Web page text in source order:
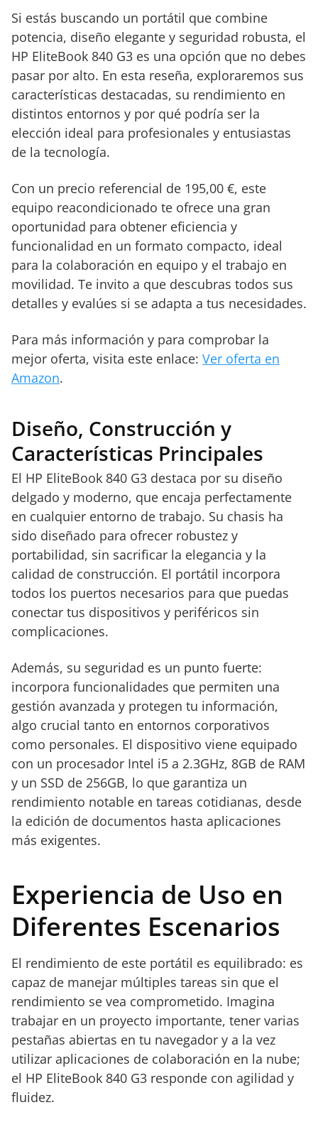
Si estás buscando un portátil que combine
potencia, diseño elegante y seguridad robusta, el
HP EliteBook 840 G3 es una opción que no debes
pasar por alto. En esta reseña, exploraremos sus
características destacadas, su rendimiento en
distintos entornos y por qué podría ser la
elección ideal para profesionales y entusiastas
de la tecnología.
Con un precio referencial de 195,00 €, este
equipo reacondicionado te ofrece una gran
oportunidad para obtener eficiencia y
funcionalidad en un formato compacto, ideal
para la colaboración en equipo y el trabajo en
movilidad. Te invito a que descubras todos sus
detalles y evalúes si se adapta a tus necesidades.
Para más información y para comprobar la
mejor oferta, visita este enlace: Ver oferta en
Amazon.
Diseño, Construcción y
Características Principales
El HP EliteBook 840 G3 destaca por su diseño
delgado y moderno, que encaja perfectamente
en cualquier entorno de trabajo. Su chasis ha
sido diseñado para ofrecer robustez y
portabilidad, sin sacrificar la elegancia y la
calidad de construcción. El portátil incorpora
todos los puertos necesarios para que puedas
conectar tus dispositivos y periféricos sin
complicaciones.
Además, su seguridad es un punto fuerte:
incorpora funcionalidades que permiten una
gestión avanzada y protegen tu información,
algo crucial tanto en entornos corporativos
como personales. El dispositivo viene equipado
con un procesador Intel i5 a 2.3GHz, 8GB de RAM
y un SSD de 256GB, lo que garantiza un
rendimiento notable en tareas cotidianas, desde
la edición de documentos hasta aplicaciones
más exigentes.
Experiencia de Uso en
Diferentes Escenarios
El rendimiento de este portátil es equilibrado: es
capaz de manejar múltiples tareas sin que el
rendimiento se vea comprometido. Imagina
trabajar en un proyecto importante, tener varias
pestañas abiertas en tu navegador y a la vez
utilizar aplicaciones de colaboración en la nube;
el HP EliteBook 840 G3 responde con agilidad y
fluidez.